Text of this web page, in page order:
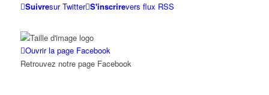
Suivresur Twitter S'inscrirevers flux RSS
Ouvrir la page Facebook
Retrouvez notre page Facebook